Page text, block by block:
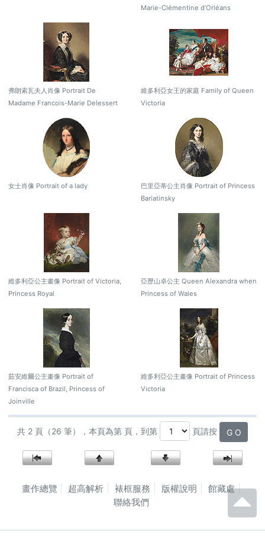
Marie-Clémentine d’Orléans
弗朗索瓦夫人肖像 Portrait De
Madame Francois-Marie Delessert
維多利亞女王的家庭 Family of Queen
Victoria
女士肖像 Portrait of a lady
巴里亞蒂公主肖像 Portrait of Princess
Bariatinsky
維多利亞公主畫像 Portrait of Victoria,
Princess Royal
亞歷山卓公主 Queen Alexandra when
Princess of Wales
茹安維爾公主畫像 Portrait of
Francisca of Brazil, Princess of
Joinville
維多利亞公主畫像 Portrait of Princess
Victoria
共 2 頁（26 筆），本頁為第 頁，到第 頁請按 G O
畫作總覽 超高解析 裱框服務 版權說明
館藏處
聯絡我們